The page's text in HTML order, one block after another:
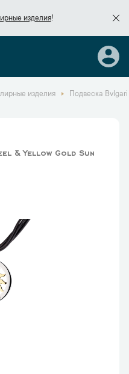
изделия!
изделия Подвеска Bvlgari
& Yellow Gold Sun